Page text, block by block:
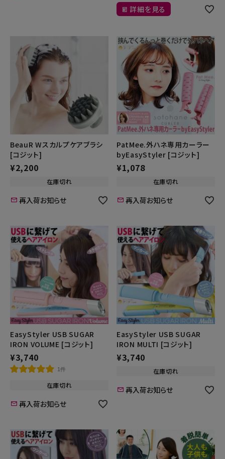
詳細を見る
BeauR Wスカルプケアブラシ
[コジット]
¥2,200
在庫切れ
再入荷お知らせ
PatMee.外ハネ専用カーラー
byEasyStyler [コジット]
¥1,078
在庫切れ
再入荷お知らせ
EasyStyler USB SUGAR
IRON VOLUME [コジット]
¥3,740
1件
在庫切れ
再入荷お知らせ
EasyStyler USB SUGAR
IRON MULTI [コジット]
¥3,740
在庫切れ
再入荷お知らせ